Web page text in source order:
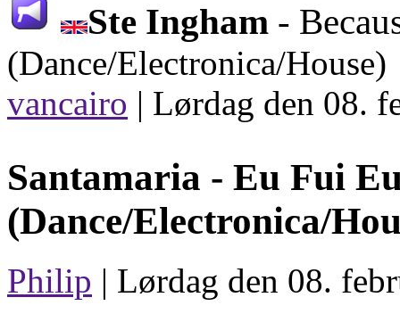
Ste Ingham -
(Dance/Electronica/House)
vancairo | Lørdag den 08.
Santamaria - Eu Fui
(Dance/Electronica/
Philip | Lørdag den 08.